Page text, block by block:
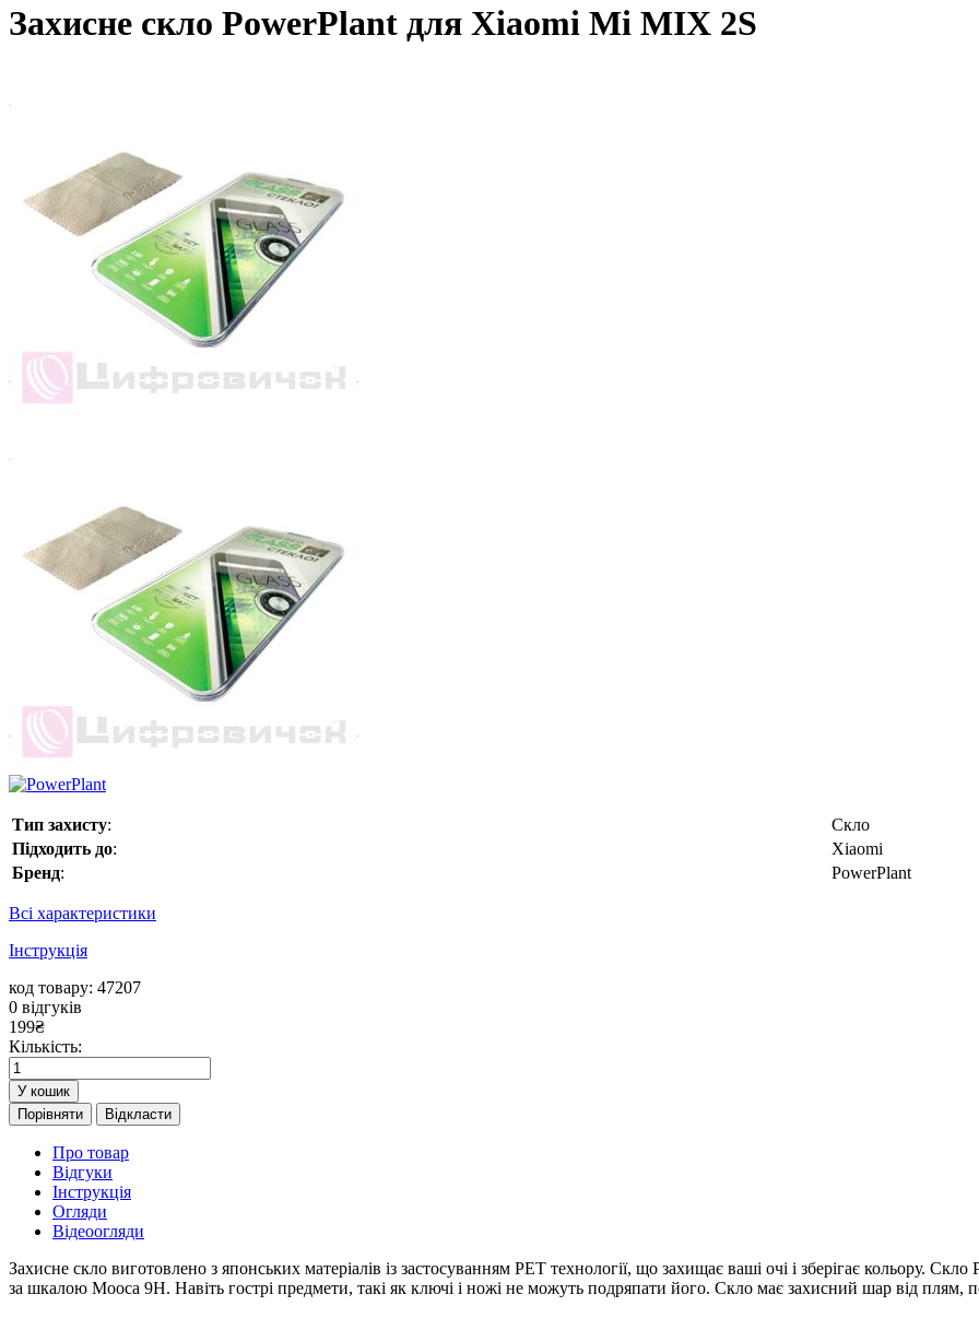
Захисне скло PowerPlant для Xiaomi Mi MIX 2S
Тип захисту:
Скло
Підходить до:
Xiaomi
Бренд: PowerPlant
Всі характеристики
Інструкція
код товару: 47207
0 відгуків
199₴
Кількість:
У кошик
Порівняти
Відкласти
Про товар
Відгуки
Інструкція
Огляди
Відеоогляди
Захисне скло виготовлено з японських матеріалів із застосуванням PET технології, що захищає ваші очі і зберігає кольору.
за шкалою Мооса 9H. Навіть гострі предмети, такі як ключі і ножі не можуть подряпати його. Скло має захисний шар від плям,